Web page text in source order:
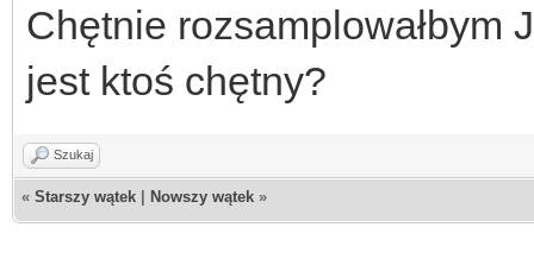
Chętnie rozsamplowałbym
jest ktoś chętny?
Szukaj
« Starszy wątek Nowszy wątek »